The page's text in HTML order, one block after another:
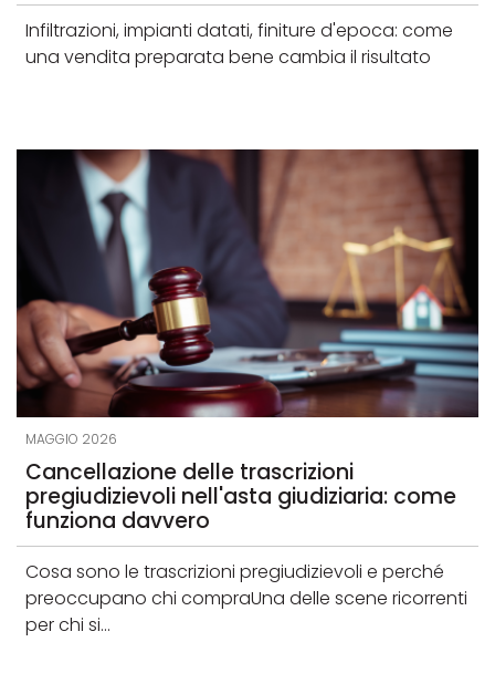
Infiltrazioni, impianti datati, finiture d'epoca: come
una vendita preparata bene cambia il risultato
MAGGIO 2026
Cancellazione delle trascrizioni
pregiudizievoli nell'asta giudiziaria: come
funziona davvero
Cosa sono le trascrizioni pregiudizievoli e perché
preoccupano chi compraUna delle scene ricorrenti
per chi si...